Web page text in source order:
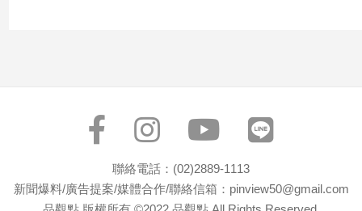
聯絡電話：(02)2889-1113
新聞爆料/廣告提案/媒體合作/聯絡信箱：pinview50@gmail.com